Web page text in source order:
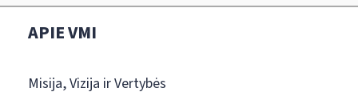
APIE VMI
Misija, Vizija ir Vertybės